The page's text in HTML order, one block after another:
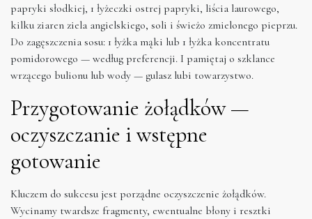
papryki słodkiej, 1 łyżeczki ostrej papryki, liścia laurowego,
kilku ziaren ziela angielskiego, soli i świeżo zmielonego pieprzu.
Do zagęszczenia sosu: 1 łyżka mąki lub 1 łyżka koncentratu
pomidorowego — według preferencji. I pamiętaj o szklance
wrzącego bulionu lub wody — gulasz lubi towarzystwo.
Przygotowanie żołądków —
oczyszczanie i wstępne
gotowanie
Kluczem do sukcesu jest porządne oczyszczenie żołądków.
Wycinamy twardsze fragmenty, ewentualne błony i resztki